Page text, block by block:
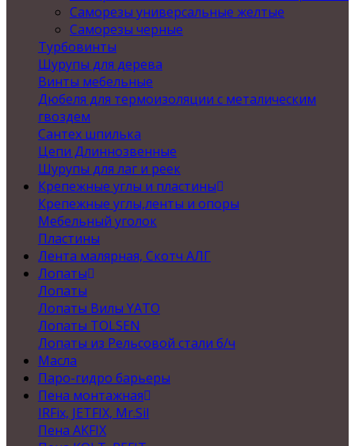
Саморезы универсальные желтые
Саморезы черные
Турбовинты
Шурупы для дерева
Винты мебельные
Дюбеля для термоизоляции с металическим
гвоздем
Сантех шпилька
Цепи Длиннозвенные
Шурупы для лаг и реек
Крепежные углы и пластины
Крепежные углы,ленты и опоры
Мебельный уголок
Пластины
Лента малярная, Скотч АЛГ
Лопаты
Лопаты
Лопаты Вилы YATO
Лопаты TOLSEN
Лопаты из Рельсовой стали б/ч
Масла
Паро-гидро барьеры
Пена монтажная
IRFix, JETFIX, Mr.Sil
Пена AKFIX